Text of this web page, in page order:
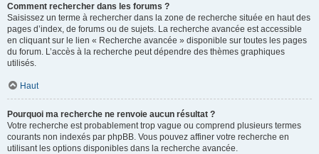
Comment rechercher dans les forums ?
Saisissez un terme à rechercher dans la zone de recherche située en haut des
pages d’index, de forums ou de sujets. La recherche avancée est accessible
en cliquant sur le lien « Recherche avancée » disponible sur toutes les pages
du forum. L’accès à la recherche peut dépendre des thèmes graphiques
utilisés.
Haut
Pourquoi ma recherche ne renvoie aucun résultat ?
Votre recherche est probablement trop vague ou comprend plusieurs termes
courants non indexés par phpBB. Vous pouvez affiner votre recherche en
utilisant les options disponibles dans la recherche avancée.